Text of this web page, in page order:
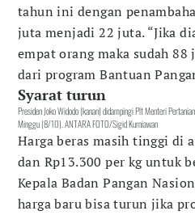
tahun ini dengan
juta menjadi 22 juta. “Jika
empat orang maka sudah
dari program Bantuan
Syarat turun
Presiden Joko Widodo (kanan) didampingi Plt Menteri
Minggu (8/10). ANTARA FOTO/Sigid Kurniawan
Harga beras masih tinggi di
dan Rp13.300 per kg untuk
Kepala Badan Pangan
harga baru bisa turun jika